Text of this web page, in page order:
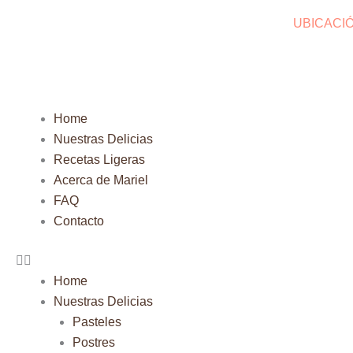
Home
Nuestras Delicias
Recetas Ligeras
Acerca de Mariel
FAQ
Contacto
Menu
Home
Nuestras Delicias
Pasteles
Postres